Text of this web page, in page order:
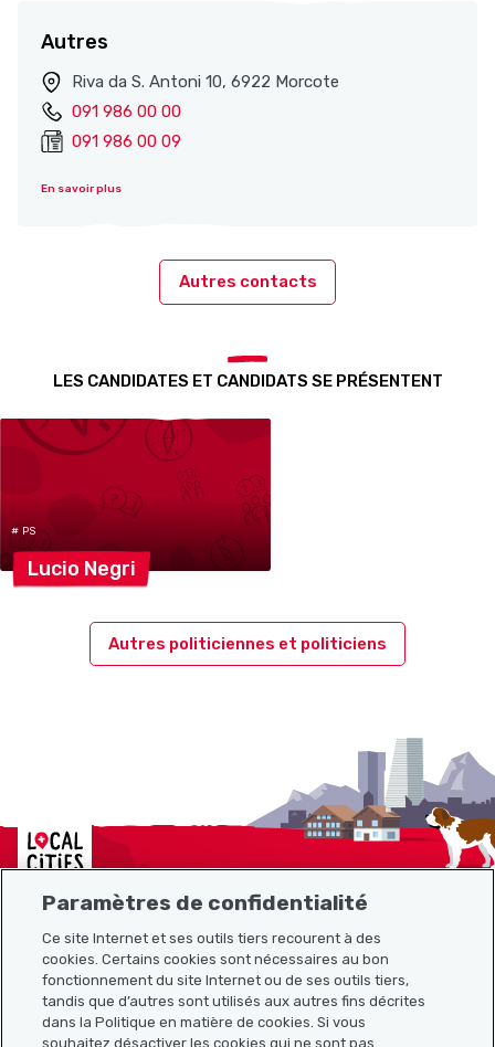
Autres
Riva da S. Antoni 10, 6922 Morcote
091 986 00 00
091 986 00 09
En savoir plus
Autres contacts
LES CANDIDATES ET CANDIDATS SE PRÉSENTENT
# PS
Lucio Negri
Autres politiciennes et politiciens
Localcities
Plan du site
Liens utiles
Paramètres de confidentialité
Ce site Internet et ses outils tiers recourent à des
cookies. Certains cookies sont nécessaires au bon
fonctionnement du site Internet ou de ses outils tiers,
tandis que d’autres sont utilisés aux autres fins décrites
dans la Politique en matière de cookies. Si vous
souhaitez désactiver les cookies qui ne sont pas